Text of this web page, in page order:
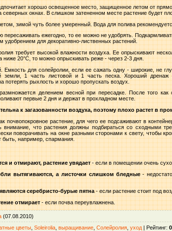
хорошо освещенное место, защищенное летом от
окнах. В слишком затененном месте растение будет
зимой чуть более умеренный. Вода для полива
пересаживать ежегодно, то ее можно не удобрять.
для декоративно-лиственных растений.
требует высокой влажности воздуха. Ее опрыскивают
20°C, то можно опрыскивать реже - через 2-3 дня.
Емкость для солейролии, если ее сажать одну - широкие, не
земли, 1 часть листовой и 1 часть песка. Хороший
потерять рыхлость и хорошо пропускать воздух.
делением весной при пересадке. После того
первые 2 дня и держат в прохладном месте.
к загазованности воздуха, поэтому плохо растет в
почвопокровное растение, для чего ее подсаживают в
внимание, что растения должны подбираться со сходными
поворачивать на окне разными сторонами к свету, чтобы
например, спармания.
и отмирают, растение увядает - если в помещении очень
вытягиваются, а листочки слишком бледные-
серебристо-бурые пятна - если растение стоит под
отмирает - если почва переувлажнена.
(07.08.2010)
цветы Soleirolia выращивание Солейролия уход | Рейтинг: